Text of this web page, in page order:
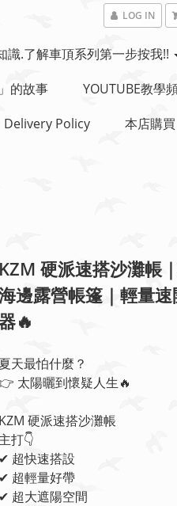
LOG IN
識.了解車頂系列第一步按我!!
的故事 YOUTUBE教學
Delivery Policy 本店購
KZM 硬派速搭沙灘帳
邊露營帳篷｜輕量
🔥
夏天最怕什麼？
太陽曬到懷疑人生🔥
KZM 硬派速搭沙灘帳
主打👇
✔ 超快速搭設
✔ 超輕量好帶
✔ 超大遮陽空間